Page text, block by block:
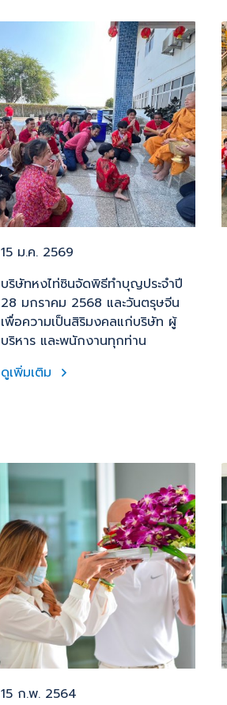
15 ม.ค. 2569
บริษัทหงไท่ซินจัดพิธีทำบุญประจำปี
28 มกราคม 2568 และวันตรุษจีน
เพื่อความเป็นสิริมงคลแก่บริษัท ผู้
บริหาร และพนักงานทุกท่าน
ดูเพิ่มเติม
15 ก.พ. 2564